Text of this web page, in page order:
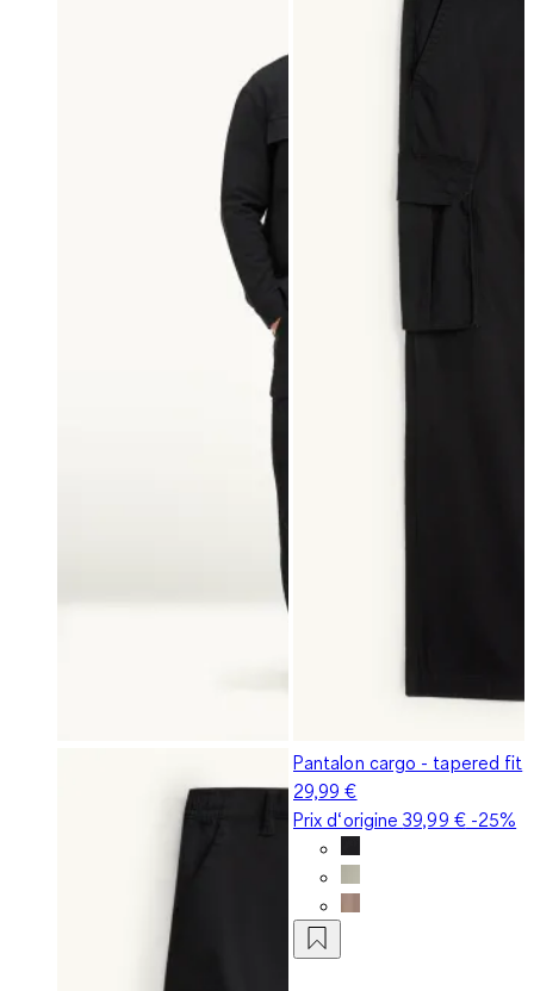
Pantalon cargo - tapered fit
29,99 €
Prix d‘origine39,99 €-25%